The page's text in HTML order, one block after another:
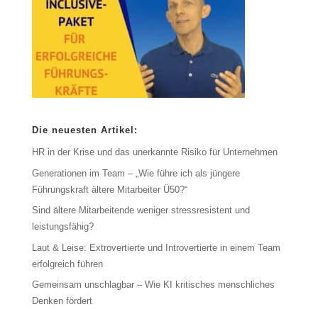
Die neuesten Artikel:
HR in der Krise und das unerkannte Risiko für Unternehmen
Generationen im Team – „Wie führe ich als jüngere
Führungskraft ältere Mitarbeiter Ü50?“
Sind ältere Mitarbeitende weniger stressresistent und
leistungsfähig?
Laut & Leise: Extrovertierte und Introvertierte in einem Team
erfolgreich führen
Gemeinsam unschlagbar – Wie KI kritisches menschliches
Denken fördert